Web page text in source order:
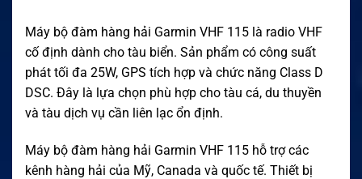
Máy bộ đàm hàng hải Garmin VHF 115 là radio VHF
cố định dành cho tàu biển. Sản phẩm có công suất
phát tối đa 25W, GPS tích hợp và chức năng Class D
DSC. Đây là lựa chọn phù hợp cho tàu cá, du thuyền
và tàu dịch vụ cần liên lạc ổn định.
Máy bộ đàm hàng hải Garmin VHF 115 hỗ trợ các
kênh hàng hải của Mỹ, Canada và quốc tế. Thiết bị